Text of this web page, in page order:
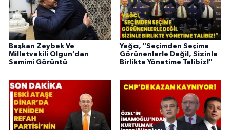
Başkan Zeybek Ve
Milletvekili Olgun’dan
Samimi Görüntü
Yağcı, "Seçimden Seçime
Görünenlerle Değil, Sizinle
Birlikte Yönetime Talibiz!"